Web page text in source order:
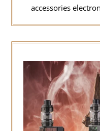
accessories